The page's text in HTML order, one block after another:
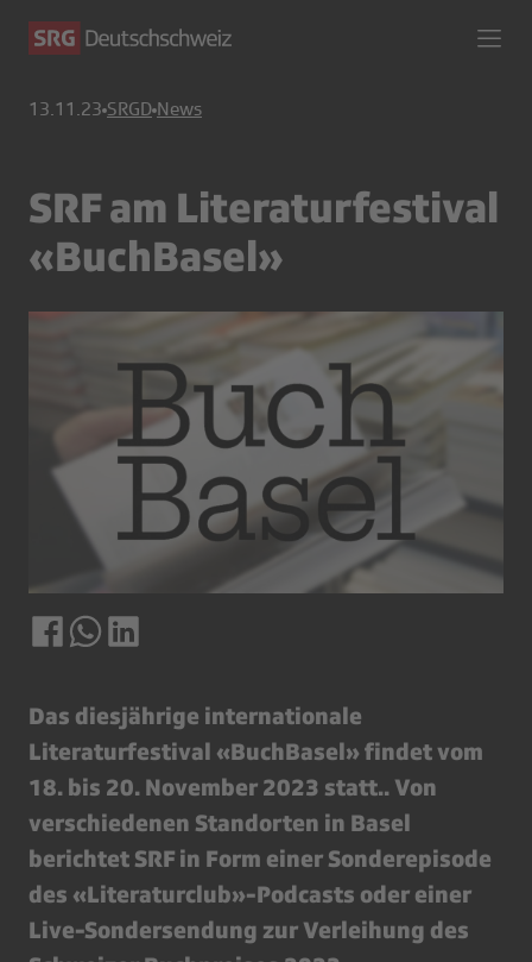
13.11.23 SRGD News
SRF am Literaturfestival
«BuchBasel»
Das diesjährige internationale
Literaturfestival «BuchBasel» findet vom
18. bis 20. November 2023 statt.. Von
verschiedenen Standorten in Basel
berichtet SRF in Form einer Sonderepisode
des «Literaturclub»-Podcasts oder einer
Live-Sondersendung zur Verleihung des